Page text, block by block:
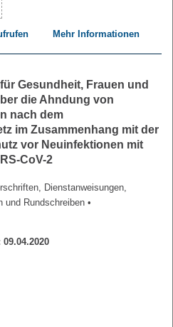
Mehr Informationen
Gesundheit, Frauen und
die Ahndung von
nach dem
im Zusammenhang mit der
vor Neuinfektionen mit
CoV-2
Dienstanweisungen,
und Rundschreiben •